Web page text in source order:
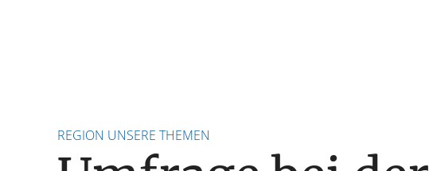
REGION UNSERE THEMEN